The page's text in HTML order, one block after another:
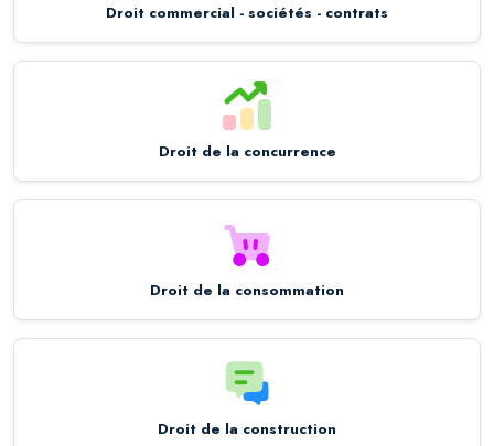
Droit commercial - sociétés - contrats
Droit de la concurrence
Droit de la consommation
Droit de la construction